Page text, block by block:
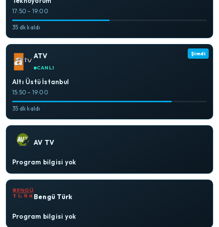
17:50 – 19:00
35 dk kaldı
Şimdi
ATV
CANLI
Altı Üstü İstanbul
15:50 – 19:00
35 dk kaldı
AV TV
Program bilgisi yok
Bengü Türk
Program bilgisi yok